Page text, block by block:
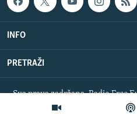
INFO
PRETRAŽI
Sva prava zadržana. Radio Free
RFE/RL, Inc.